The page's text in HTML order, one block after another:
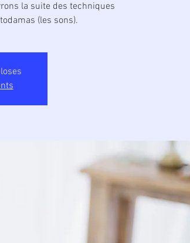
la suite des techniques
(les sons).